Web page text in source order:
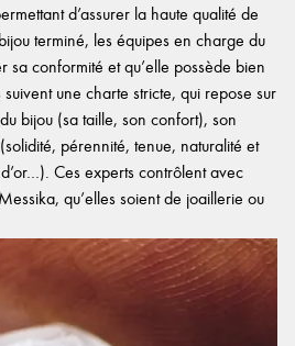
d’assurer la haute qualité de
terminé, les équipes en charge du
sa conformité et qu’elle possède bien
une charte stricte, qui repose sur
bijou (sa taille, son confort), son
pérennité, tenue, naturalité et
Ces experts contrôlent avec
qu’elles soient de joaillerie ou